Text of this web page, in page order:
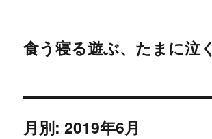
食う寝る遊ぶ、たまに泣く
月別: 2019年6月